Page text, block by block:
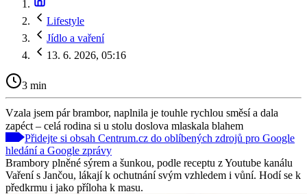
Lifestyle
Jídlo a vaření
13. 6. 2026, 05:16
3 min
Vzala jsem pár brambor, naplnila je touhle rychlou směsí a dala
zapéct – celá rodina si u stolu doslova mlaskala blahem
Přidejte si obsah Centrum.cz do oblíbených zdrojů pro Google
hledání a Google zprávy
Brambory plněné sýrem a šunkou, podle receptu z Youtube kanálu
Vaření s Jančou, lákají k ochutnání svým vzhledem i vůní. Hodí se k
předkrmu i jako příloha k masu.